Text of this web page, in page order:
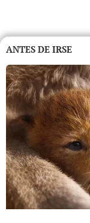
ANTES DE IRSE